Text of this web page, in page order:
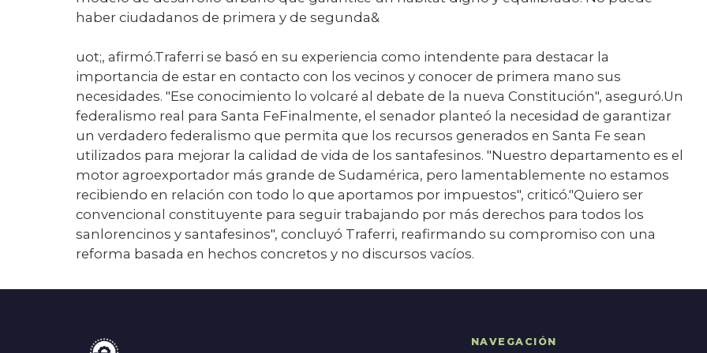
haber ciudadanos de primera y de segunda&
uot;, afirmó.Traferri se basó en su experiencia como intendente para destacar la
importancia de estar en contacto con los vecinos y conocer de primera mano sus
necesidades. "Ese conocimiento lo volcaré al debate de la nueva Constitución", aseguró.Un
federalismo real para Santa FeFinalmente, el senador planteó la necesidad de garantizar
un verdadero federalismo que permita que los recursos generados en Santa Fe sean
utilizados para mejorar la calidad de vida de los santafesinos. "Nuestro departamento es el
motor agroexportador más grande de Sudamérica, pero lamentablemente no estamos
recibiendo en relación con todo lo que aportamos por impuestos", criticó."Quiero ser
convencional constituyente para seguir trabajando por más derechos para todos los
sanlorencinos y santafesinos", concluyó Traferri, reafirmando su compromiso con una
reforma basada en hechos concretos y no discursos vacíos.
NAVEGACIÓN